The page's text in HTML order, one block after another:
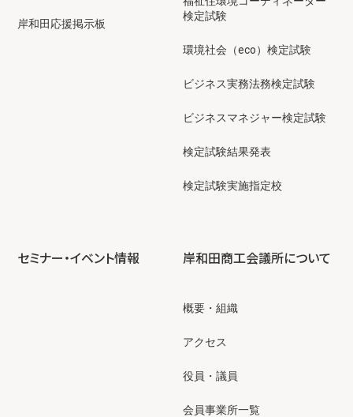
岸和田応援掲示板
検定試験
環境社会（eco）検定試験
ビジネス実務法務検定試験
ビジネスマネジャー検定試験
検定試験結果発表
検定試験実施指定校
セミナー・イベント情報 岸和田商工会議所について
概要・組織
アクセス
役員・議員
会員事業所一覧